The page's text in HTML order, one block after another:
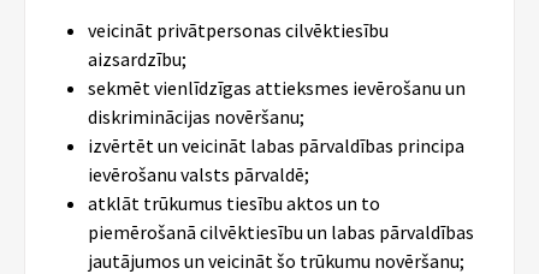
veicināt privātpersonas cilvēktiesību
aizsardzību;
sekmēt vienlīdzīgas attieksmes ievērošanu un
diskriminācijas novēršanu;
izvērtēt un veicināt labas pārvaldības principa
ievērošanu valsts pārvaldē;
atklāt trūkumus tiesību aktos un to
piemērošanā cilvēktiesību un labas pārvaldības
jautājumos un veicināt šo trūkumu novēršanu;